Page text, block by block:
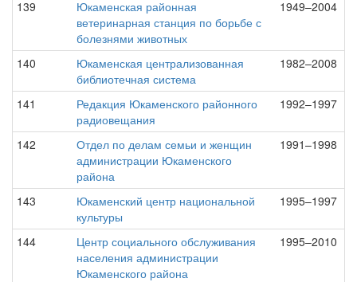
139
Юкаменская районная
ветеринарная станция по борьбе с
болезнями животных
1949–2004
140
Юкаменская централизованная
библиотечная система
1982–2008
141
Редакция Юкаменского районного
радиовещания
1992–1997
142
Отдел по делам семьи и женщин
администрации Юкаменского
района
1991–1998
143
Юкаменский центр национальной
культуры
1995–1997
144
Центр социального обслуживания
населения администрации
Юкаменского района
1995–2010